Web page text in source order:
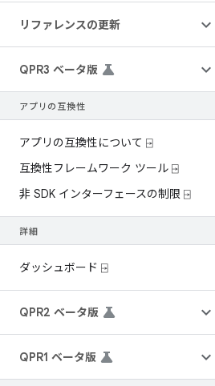
リファレンスの更新
QPR3 ベータ版
アプリの互換性
アプリの互換性について ⍈
互換性フレームワーク ツール ⍈
非 SDK インターフェースの制限 ⍈
詳細
ダッシュボード ⍈
QPR2 ベータ版
QPR1 ベータ版